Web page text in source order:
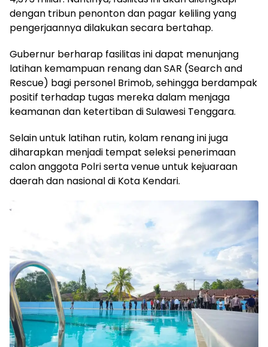
dengan tribun penonton dan pagar keliling yang
pengerjaannya dilakukan secara bertahap.
Gubernur berharap fasilitas ini dapat menunjang
latihan kemampuan renang dan SAR (Search and
Rescue) bagi personel Brimob, sehingga berdampak
positif terhadap tugas mereka dalam menjaga
keamanan dan ketertiban di Sulawesi Tenggara.
Selain untuk latihan rutin, kolam renang ini juga
diharapkan menjadi tempat seleksi penerimaan
calon anggota Polri serta venue untuk kejuaraan
daerah dan nasional di Kota Kendari.